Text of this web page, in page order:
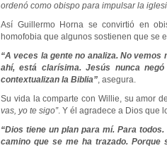
ordenó como obispo para impulsar la
Así Guillermo Horna se convirtió en
homofobia que algunos sostienen que se
“A veces la gente no analiza. No
ahí, está clarísima. Jesús nunca
contextualizan la Biblia”, asegura.
Su vida la comparte con Willie, su amor
vas, yo te sigo”. Y él agradece a Dios que
“Dios tiene un plan para mí. Para
camino que se me ha trazado.